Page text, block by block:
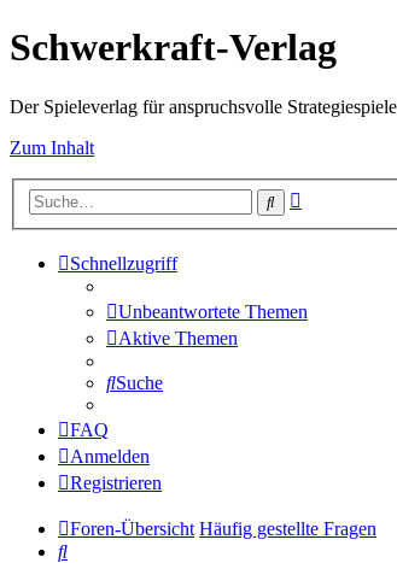
Schwerkraft-Verlag
Der Spieleverlag für anspruchsvolle Strategiespiele
Zum Inhalt
Suche
Schnellzugriff
Unbeantwortete Themen
Aktive Themen
Suche
FAQ
Anmelden
Registrieren
Foren-Übersicht Häufig gestellte Fragen
Suche